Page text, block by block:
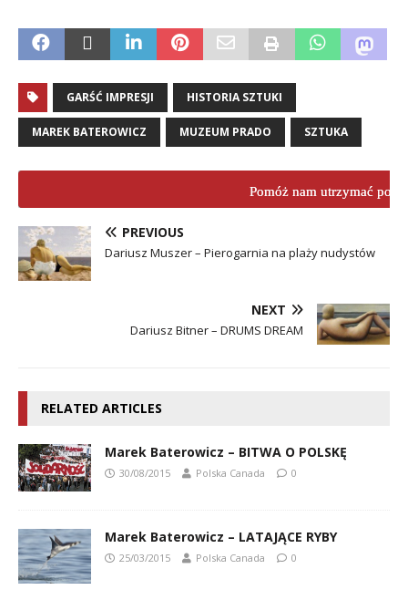
GARŚĆ IMPRESJI HISTORIA SZTUKI
MAREK BATEROWICZ MUZEUM PRADO SZTUKA
Pomóż nam utrzymać
PREVIOUS
Dariusz Muszer – Pierogarnia na plaży nudystów
NEXT
Dariusz Bitner – DRUMS DREAM
RELATED ARTICLES
Marek Baterowicz – BITWA O POLSKĘ
30/08/2015 Polska Canada 0
Marek Baterowicz – LATAJĄCE RYBY
25/03/2015 Polska Canada 0